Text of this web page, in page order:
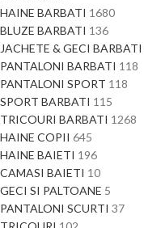
HAINE BARBATI 1680
BLUZE BARBATI 136
JACHETE & GECI BARBATI
PANTALONI BARBATI 118
PANTALONI SPORT 118
SPORT BARBATI 115
TRICOURI BARBATI 1268
HAINE COPII 645
HAINE BAIETI 196
CAMASI BAIETI 10
GECI SI PALTOANE 5
PANTALONI SCURTI 37